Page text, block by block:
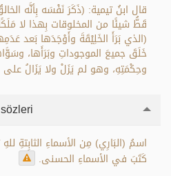
قال ابنُ تيمية: (ذَكَرَ نَفْسَه بِأنَّه
قَطُّ شيئًا من المخلوقات بِهذا لا
(الذي بَرَأَ الخَلِيْقَةَ وأَوْجَدَها بَعد
خَلَقَ جميعَ الموجوداتِ وبَرَأَها،
وحِكْمَتِهِ، وهو لم يَزَلْ ولا يَزَالُ
اسمُ (البَارِي) مِن الأسماءِ الثابِتةِ
كَتَبَ في الأسماءِ الحسنى.